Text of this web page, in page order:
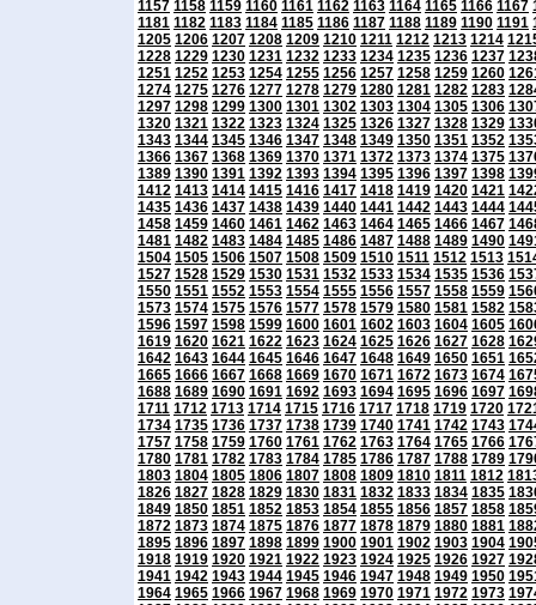
1157 1158 1159 1160 1161 1162 1163 1164 1165 1166 1167
1181 1182 1183 1184 1185 1186 1187 1188 1189 1190 1191
1205 1206 1207 1208 1209 1210 1211 1212 1213 1214
1228 1229 1230 1231 1232 1233 1234 1235 1236 1237
1251 1252 1253 1254 1255 1256 1257 1258 1259 1260
1274 1275 1276 1277 1278 1279 1280 1281 1282 1283
1297 1298 1299 1300 1301 1302 1303 1304 1305 1306
1320 1321 1322 1323 1324 1325 1326 1327 1328 1329
1343 1344 1345 1346 1347 1348 1349 1350 1351 1352
1366 1367 1368 1369 1370 1371 1372 1373 1374 1375
1389 1390 1391 1392 1393 1394 1395 1396 1397 1398
1412 1413 1414 1415 1416 1417 1418 1419 1420 1421
1435 1436 1437 1438 1439 1440 1441 1442 1443 1444
1458 1459 1460 1461 1462 1463 1464 1465 1466 1467
1481 1482 1483 1484 1485 1486 1487 1488 1489 1490
1504 1505 1506 1507 1508 1509 1510 1511 1512 1513
1527 1528 1529 1530 1531 1532 1533 1534 1535 1536
1550 1551 1552 1553 1554 1555 1556 1557 1558 1559
1573 1574 1575 1576 1577 1578 1579 1580 1581 1582
1596 1597 1598 1599 1600 1601 1602 1603 1604 1605
1619 1620 1621 1622 1623 1624 1625 1626 1627 1628
1642 1643 1644 1645 1646 1647 1648 1649 1650 1651
1665 1666 1667 1668 1669 1670 1671 1672 1673 1674
1688 1689 1690 1691 1692 1693 1694 1695 1696 1697
1711 1712 1713 1714 1715 1716 1717 1718 1719 1720
1734 1735 1736 1737 1738 1739 1740 1741 1742 1743
1757 1758 1759 1760 1761 1762 1763 1764 1765 1766
1780 1781 1782 1783 1784 1785 1786 1787 1788 1789
1803 1804 1805 1806 1807 1808 1809 1810 1811 1812
1826 1827 1828 1829 1830 1831 1832 1833 1834 1835
1849 1850 1851 1852 1853 1854 1855 1856 1857 1858
1872 1873 1874 1875 1876 1877 1878 1879 1880 1881
1895 1896 1897 1898 1899 1900 1901 1902 1903 1904
1918 1919 1920 1921 1922 1923 1924 1925 1926 1927
1941 1942 1943 1944 1945 1946 1947 1948 1949 1950
1964 1965 1966 1967 1968 1969 1970 1971 1972 1973